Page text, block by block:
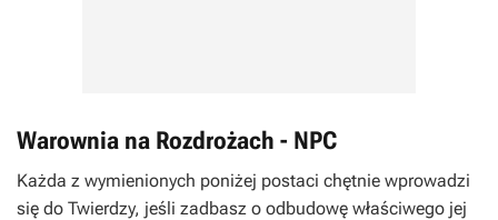
Warownia na Rozdrożach - NPC
Każda z wymienionych poniżej postaci chętnie wprowadzi
się do Twierdzy, jeśli zadbasz o odbudowę właściwego jej